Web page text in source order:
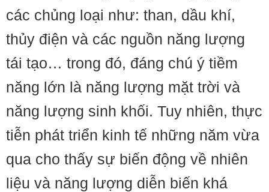
các chủng loại như: than, dầu khí,
thủy điện và các nguồn năng lượng
tái tạo… trong đó, đáng chú ý tiềm
năng lớn là năng lượng mặt trời và
năng lượng sinh khối. Tuy nhiên, thực
tiễn phát triển kinh tế những năm vừa
qua cho thấy sự biến động về nhiên
liệu và năng lượng diễn biến khá